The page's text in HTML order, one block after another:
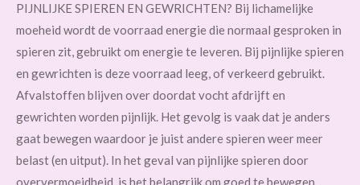
PIJNLIJKE SPIEREN EN GEWRICHTEN? Bij lichamelijke
moeheid wordt de voorraad energie die normaal gesproken in
spieren zit, gebruikt om energie te leveren. Bij pijnlijke spieren
en gewrichten is deze voorraad leeg, of verkeerd gebruikt.
Afvalstoffen blijven over doordat vocht afdrijft en
gewrichten worden pijnlijk. Het gevolg is vaak dat je anders
gaat bewegen waardoor je juist andere spieren weer meer
belast (en uitput). In het geval van pijnlijke spieren door
oververmoeidheid, is het belangrijk om goed te bewegen.